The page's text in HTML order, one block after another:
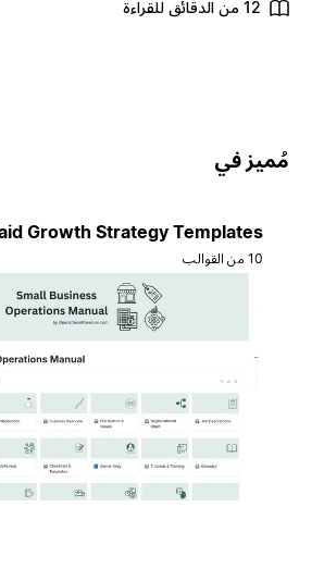
12 من الدقائق للقراءة
في
Paid Growth Strategy Templates